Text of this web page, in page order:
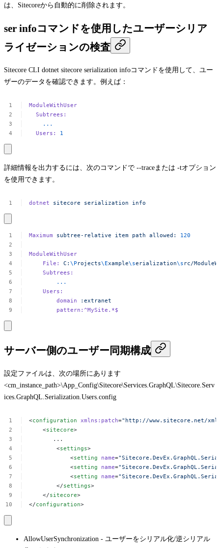
は、Sitecoreから自動的に削除されます。
ser infoコマンドを使用したユーザーシリア
ライゼーションの検査
Sitecore CLI dotnet sitecore serialization infoコマンドを使用して、ユー
ザーのデータを確認できます。例えば：
ModuleWithUser
Subtrees:
...
Users:
1
詳細情報を出力するには、次のコマンドで --traceまたは -tオプション
を使用できます。
dotnet sitecore serialization info
Maximum subtree-relative item path allowed: 120
ModuleWithUser
File:
C:\P rojects\Example\serialization\s rc/
Subtrees:
...
Users:
domain
:extranet
pattern:^MySite.*$
サーバー側のユーザー同期構成
設定ファイルは、次の場所にあります
<cm_instance_path>\App_Config\Sitecore\Services.GraphQL\Sitecore.Serv
ices.GraphQL.Serialization.Users.config
<configuration xmlns:patch="http://www.sitecore.net/
<sitecore>
...
<settings>
<setting name=
<setting name=
<setting name=
</settings>
</sitecore>
</configuration>
AllowUserSynchronization - ユーザーをシリアル化/逆シリアル